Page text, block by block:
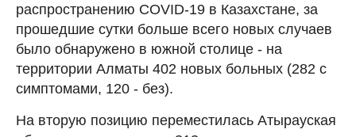
распространению COVID-19 в Казахстане, за
прошедшие сутки больше всего новых случаев
было обнаружено в южной столице - на
территории Алматы 402 новых больных (282 с
симптомами, 120 - без).
На вторую позицию переместилась Атырауская